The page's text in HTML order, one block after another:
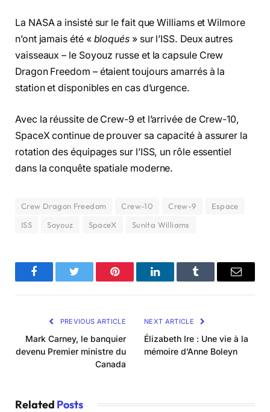
La NASA a insisté sur le fait que Williams et Wilmore
n’ont jamais été « bloqués» sur l’ISS. Deux autres
vaisseaux – le Soyouz russe et la capsule Crew
Dragon Freedom – étaient toujours amarrés à la
station et disponibles en cas d’urgence.
Avec la réussite de Crew-9 et l’arrivée de Crew-10,
SpaceX continue de prouver sa capacité à assurer la
rotation des équipages sur l’ISS, un rôle essentiel
dans la conquête spatiale moderne.
Crew Dragon Freedom Crew-10 Crew-9
Espace
ISS
Soyouz SpaceX Sunita Williams
FacebookTwitter Pinterest LinkedInTumblr Email
PREVIOUS ARTICLE
Mark Carney, le banquier
devenu Premier ministre du
Canada
NEXT ARTICLE
Élizabeth Ire : Une vie à la
mémoire d’Anne Boleyn
Related Posts